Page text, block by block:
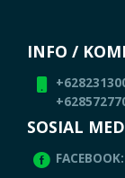
INFO /
SOSIAL
FACEBOOK: